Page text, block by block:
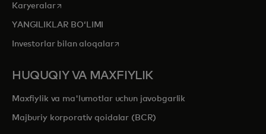
Karyeralaropens in a new tab
YANGILIKLAR BOʻLIMI
Investorlar bilan aloqalaropens in a new tab
HUQUQIY VA MAXFIYLIK
Maxfiylik va ma'lumotlar uchun javobgarlik
Majburiy korporativ qoidalar (BCR)